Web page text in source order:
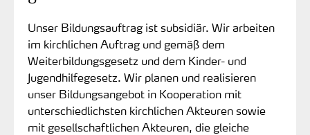
Unser Bildungsauftrag ist subsidiär. Wir arbeiten
im kirchlichen Auftrag und gemäß dem
Weiterbildungsgesetz und dem Kinder- und
Jugendhilfegesetz. Wir planen und realisieren
unser Bildungsangebot in Kooperation mit
unterschiedlichsten kirchlichen Akteuren sowie
mit gesellschaftlichen Akteuren, die gleiche